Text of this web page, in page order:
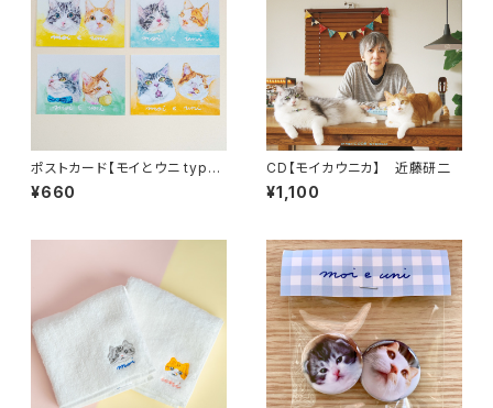
ポストカード【モイとウニ type
Ⅰ,Ⅱ,Ⅲ,Ⅳ】
¥660
CD【モイカウニカ】 近藤研二
¥1,100